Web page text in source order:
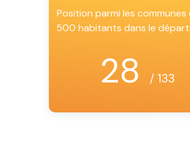
Position parmi les
500 habitants dans le
28 / 133